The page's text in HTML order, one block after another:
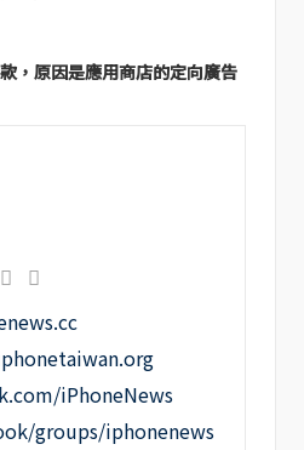
，原因是應用商店的定向廣告
iPhoneNews
groups/iphonenews